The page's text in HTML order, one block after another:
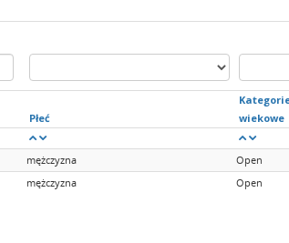
Płeć
wiekowe
mężczyzna
Open
mężczyzna Open